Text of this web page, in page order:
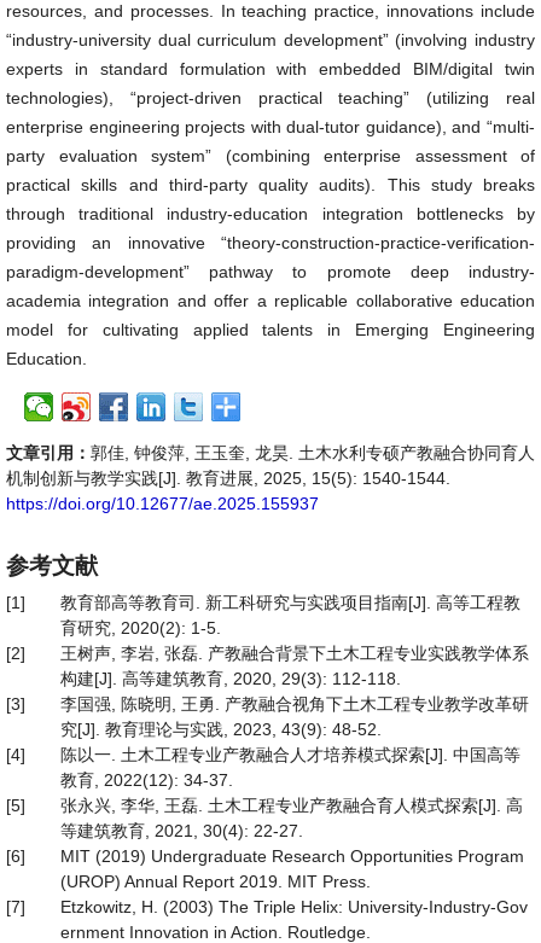
resources, and processes. In teaching practice, innovations include
“industry-university dual curriculum development” (involving industry
experts in standard formulation with embedded BIM/digital twin
technologies), “project-driven practical teaching” (utilizing real
enterprise engineering projects with dual-tutor guidance), and “multi-
party evaluation system” (combining enterprise assessment of
practical skills and third-party quality audits). This study breaks
through traditional industry-education integration bottlenecks by
providing an innovative “theory-construction-practice-verification-
paradigm-development” pathway to promote deep industry-
academia integration and offer a replicable collaborative education
model for cultivating applied talents in Emerging Engineering
Education.
文章引用： 郭佳, 钟俊萍, 王玉奎, 龙昊. 土木水利专硕产教融合协同育人
机制创新与教学实践[J]. 教育进展, 2025, 15(5): 1540-1544.
https://doi.org/10.12677/ae.2025.155937
参考文献
[1]
教育部高等教育司. 新工科研究与实践项目指南[J]. 高等工程教
育研究, 2020(2): 1-5.
[2]
王树声, 李岩, 张磊. 产教融合背景下土木工程专业实践教学体系
构建[J]. 高等建筑教育, 2020, 29(3): 112-118.
[3]
李国强, 陈晓明, 王勇. 产教融合视角下土木工程专业教学改革研
究[J]. 教育理论与实践, 2023, 43(9): 48-52.
[4]
陈以一. 土木工程专业产教融合人才培养模式探索[J]. 中国高等
教育, 2022(12): 34-37.
[5]
张永兴, 李华, 王磊. 土木工程专业产教融合育人模式探索[J]. 高
等建筑教育, 2021, 30(4): 22-27.
[6]
MIT (2019) Undergraduate Research Opportunities Program
(UROP) Annual Report 2019. MIT Press.
[7]
Etzkowitz, H. (2003) The Triple Helix: University-Industry-Gov
ernment Innovation in Action. Routledge.